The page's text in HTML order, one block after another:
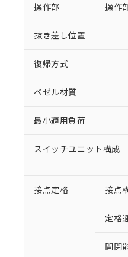
操作部 操作
抜き差し位置
復帰方式
ベゼル材質
最小適用負荷
スイッチユニット構成
接点定格 接点
定格
開閉